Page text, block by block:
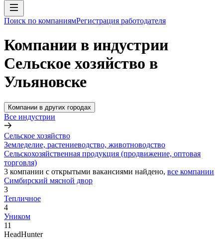
Поиск по компаниямРегистрация работодателя
Компании в индустрии
Сельское хозяйство в
Ульяновске
Компании в других городах
Все индустрии
Сельское хозяйство
Земледелие, растениеводство, животноводство
Сельскохозяйственная продукция (продвижение, оптовая
торговля)
3 компании с открытыми вакансиями найдено, все компании
Симбирский мясной двор
3
Тепличное
4
Уником
11
HeadHunter